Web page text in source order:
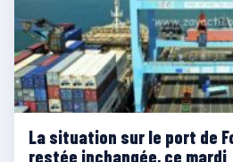
La situation sur le port de
restée inchangée, ce mardi